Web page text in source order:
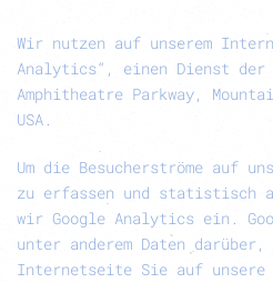
Wir nutzen auf unserem
Analytics“, einen Dienst der
Amphitheatre Parkway,
USA.
Um die Besucherströme auf
zu erfassen und statistisch
wir Google Analytics ein.
unter anderem Daten darüber,
Internetseite Sie auf unsere